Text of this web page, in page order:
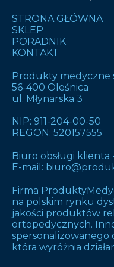
STRONA GŁÓWNA
SKLEP
PORADNIK
KONTAKT
Produkty medyczne
56-400 Oleśnica
ul. Młynarska 3
NIP: 911-204-00-50
REGON: 520157555
Biuro obsługi klienta
E-mail:
Firma
na polskim rynku
jakości produktów
ortopedycznych.
która wyróżnia